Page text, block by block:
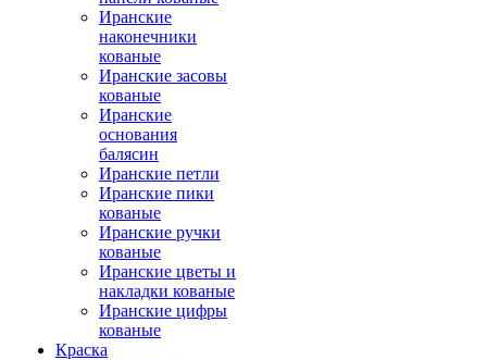
Иранские
наконечники
кованые
Иранские засовы
кованые
Иранские
основания
балясин
Иранские петли
Иранские пики
кованые
Иранские ручки
кованые
Иранские цветы и
накладки кованые
Иранские цифры
кованые
Краска